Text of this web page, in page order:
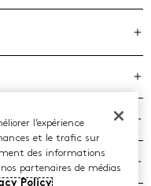
l’expérience
et le trafic sur
des informations
partenaires de médias
Policy